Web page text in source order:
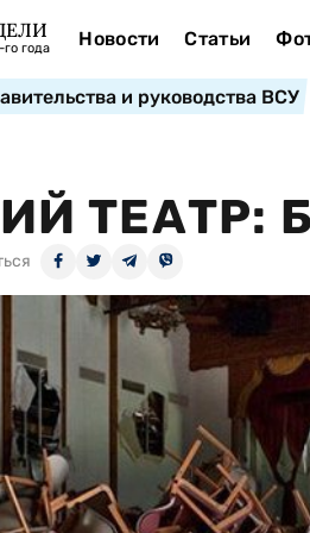
года Новости Статьи
и руководства ВСУ
ТЕАТР: